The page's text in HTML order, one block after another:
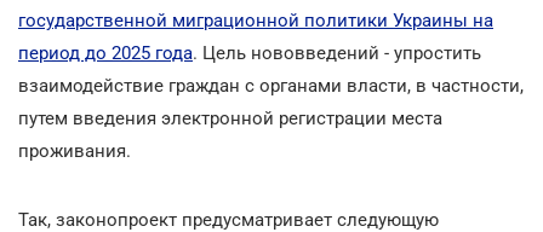
государственной миграционной политики Украины на
период до 2025 года. Цель нововведений - упростить
взаимодействие граждан с органами власти, в частности,
путем введения электронной регистрации места
проживания.
Так, законопроект предусматривает следующую